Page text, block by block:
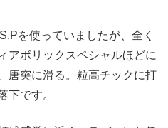
を使っていましたが、全く
アボリックスペシャルほどに
唐突に滑る。粒高チックに打
下です。